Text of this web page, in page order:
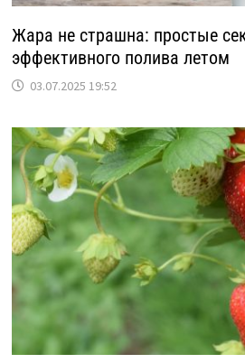
Жара не страшна: простые
эффективного полива летом
03.07.2025 19:52